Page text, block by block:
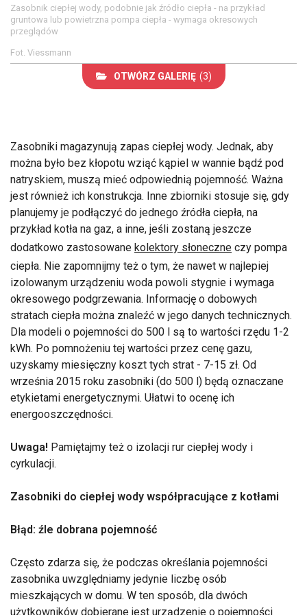
Zasobnik ciepłej wody, podobnie jak źródło ciepła - na przykład
gruntowa lub powietrzna pompa ciepła - wymaga okresowych
przeglądów
Fot. Viessmann
OTWÓRZ GALERIĘ (3)
Zasobniki magazynują zapas ciepłej wody. Jednak, aby
można było bez kłopotu wziąć kąpiel w wannie bądź pod
natryskiem, muszą mieć odpowiednią pojemność. Ważna
jest również ich konstrukcja. Inne zbiorniki stosuje się, gdy
planujemy je podłączyć do jednego źródła ciepła, na
przykład kotła na gaz, a inne, jeśli zostaną jeszcze
dodatkowo zastosowane kolektory słoneczne czy pompa
ciepła. Nie zapomnijmy też o tym, że nawet w najlepiej
izolowanym urządzeniu woda powoli stygnie i wymaga
okresowego podgrzewania. Informację o dobowych
stratach ciepła można znaleźć w jego danych technicznych.
Dla modeli o pojemności do 500 l są to wartości rzędu 1-2
kWh. Po pomnożeniu tej wartości przez cenę gazu,
uzyskamy miesięczny koszt tych strat - 7-15 zł. Od
września 2015 roku zasobniki (do 500 l) będą oznaczane
etykietami energetycznymi. Ułatwi to ocenę ich
energooszczędności.
Uwaga! Pamiętajmy też o izolacji rur ciepłej wody i
cyrkulacji.
Zasobniki do ciepłej wody współpracujące z kotłami
Błąd: źle dobrana pojemność
Często zdarza się, że podczas określania pojemności
zasobnika uwzględniamy jedynie liczbę osób
mieszkających w domu. W ten sposób, dla dwóch
użytkowników dobierane jest urządzenie o pojemności